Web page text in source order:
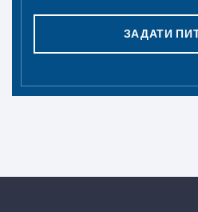
ЗАДАТИ